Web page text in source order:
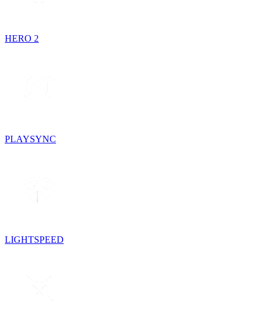
HERO 2
PLAYSYNC
LIGHTSPEED